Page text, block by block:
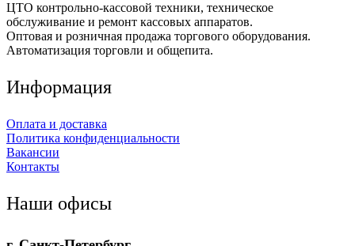
ЦТО контрольно-кассовой техники, техническое
обслуживание и ремонт кассовых аппаратов.
Оптовая и розничная продажа торгового оборудования.
Автоматизация торговли и общепита.
Информация
Оплата и доставка
Политика конфиденциальности
Вакансии
Контакты
Наши офисы